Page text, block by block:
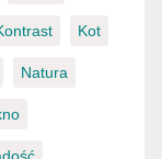
Kot
Natura